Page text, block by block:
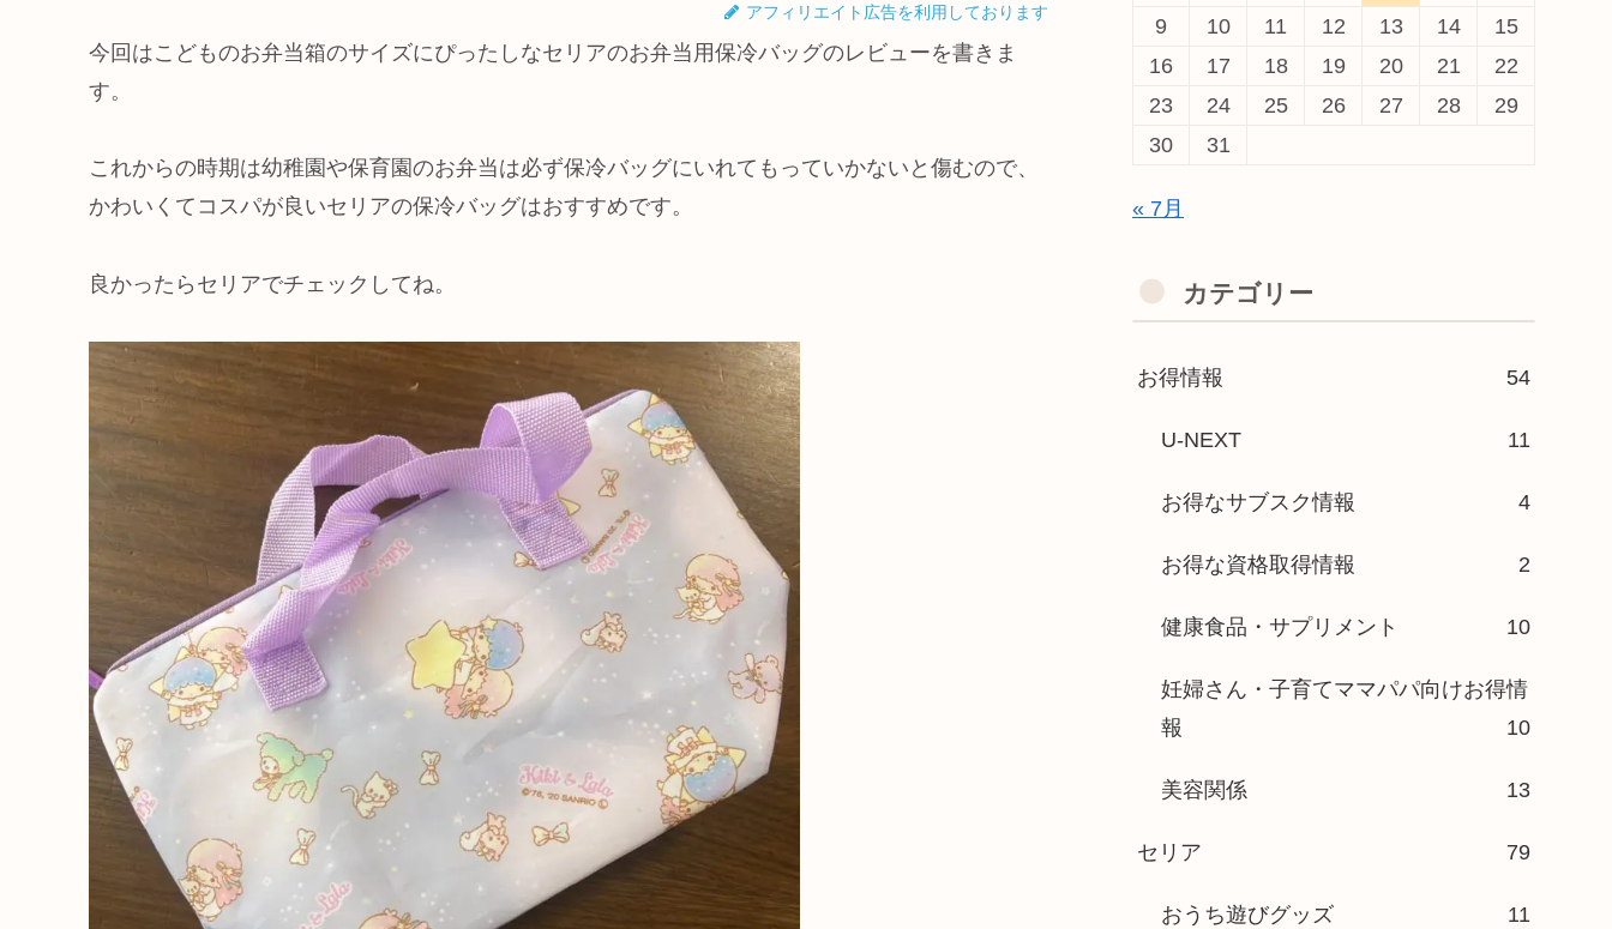
アフィリエイト広告を利用しております
今回はこどものお弁当箱のサイズにぴったしなセリアのお弁当用保冷バッグのレビューを書きま
す。
これからの時期は幼稚園や保育園のお弁当は必ず保冷バッグにいれてもっていかないと傷むので、
かわいくてコスパが良いセリアの保冷バッグはおすすめです。
良かったらセリアでチェックしてね。
9
10 11 12 13 14
15
16
17 18 19 20 21
22
23
24 25 26 27 28
29
30
31
« 7月
カテゴリー
お得情報 54
U-NEXT 11
お得なサブスク情報 4
お得な資格取得情報 2
健康食品・サプリメント 10
妊婦さん・子育てママパパ向けお得情
報
10
美容関係 13
セリア 79
おうち遊びグッズ 11